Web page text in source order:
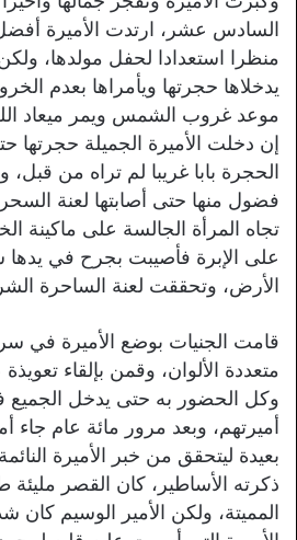
السادس عشر، ارتدت الأميرة أفضل
منظرا استعدادا لحفل مولدها،
يدخلاها حجرتها ويأمراها بعدم
موعد غروب الشمس ويمر ميعاد
إن دخلت الأميرة الجميلة حجرتها
الحجرة بابا غريبا لم تراه من
فضول منها حتى أصابتها لعنة
تجاه المرأة الجالسة على ماكينة
على الإبرة فأصيبت بجرح في
الأرض، وتحققت لعنة الساحرة
قامت الجنيات بوضع الأميرة في
متعددة الألوان، وقمن بإلقاء
وكل الحضور به حتى يدخل
أميرتهم، وبعد مرور مائة عام جاء
بعيدة ليتحقق من خبر الأميرة
ذكرته الأساطير، كان القصر مليئة
المميتة، ولكن الأمير الوسيم كان